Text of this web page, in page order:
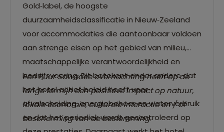
Gold‑label, de hoogste
duurzaamheidsclassificatie in Nieuw‑Zeeland
voor accommodaties die aantoonbaar voldoen
aan strenge eisen op het gebied van milieu,
maatschappelijke verantwoordelijkheid en
bedrijfsvoering. Dit betekent onder andere dat
het hotel actief beleid heeft voor
afvalscheiding, energiebeheer en waterverbruik
en dat het periodiek wordt gecontroleerd op
Een Puur Sawadee overnachting heeft op de
lange termijn een positieve impact op natuur,
lokale economie, culturele interactie en / of
bescherming van de bestemming.